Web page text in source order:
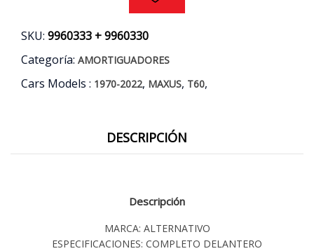
SKU: 9960333 + 9960330
Categoría: AMORTIGUADORES
Cars Models : 1970-2022, MAXUS, T60,
DESCRIPCIÓN
Descripción
MARCA: ALTERNATIVO
ESPECIFICACIONES: COMPLETO DELANTERO